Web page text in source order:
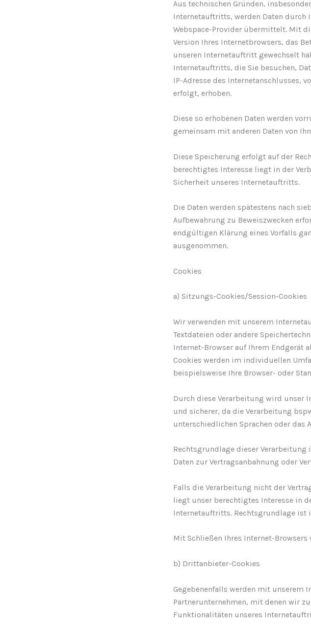
Aus technischen Gründen,
Internetauftritts, werden Daten durch
Webspace-Provider übermittelt. Mit
Version Ihres Internetbrowsers, das
unseren Internetauftritt gewechselt
Internetauftritts, die Sie besuchen,
IP-Adresse des Internetanschlusses,
erfolgt, erhoben.
Diese so erhobenen Daten werden
gemeinsam mit anderen Daten von
Diese Speicherung erfolgt auf der
berechtigtes Interesse liegt in der
Sicherheit unseres Internetauftritts.
Die Daten werden spätestens nach
Aufbewahrung zu Beweiszwecken
endgültigen Klärung eines Vorfalls
ausgenommen.
Cookies
a) Sitzungs-Cookies/Session-Cookies
Wir verwenden mit unserem
Textdateien oder andere
Internet-Browser auf Ihrem Endgerät
Cookies werden im individuellen
beispielsweise Ihre Browser- oder
Durch diese Verarbeitung wird
und sicherer, da die Verarbeitung
unterschiedlichen Sprachen oder
Rechtsgrundlage dieser Verarbeitung
Daten zur Vertragsanbahnung oder
Falls die Verarbeitung nicht der
liegt unser berechtigtes Interesse in
Internetauftritts. Rechtsgrundlage ist
Mit Schließen Ihres Internet-Browsers
b) Drittanbieter-Cookies
Gegebenenfalls werden mit unserem
Partnerunternehmen, mit denen wir
Funktionalitäten unseres